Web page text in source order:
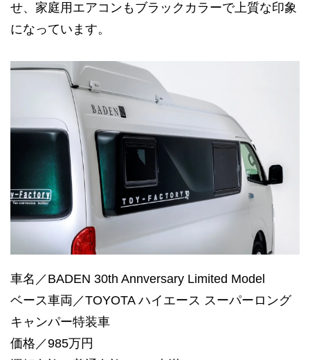
せ、家庭用エアコンもブラックカラーで上質な印象
になっています。
車名／BADEN 30th Annversary Limited Model
ベース車両／TOYOTA ハイエース スーパーロング
キャンパー特装車
価格／985万円